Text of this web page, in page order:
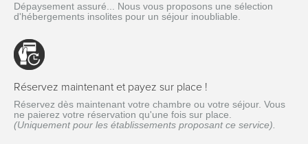
Dépaysement assuré... Nous vous proposons une sélection
d'hébergements insolites pour un séjour inoubliable.
Réservez maintenant et payez sur place !
Réservez dès maintenant votre chambre ou votre séjour. Vous
ne paierez votre réservation qu'une fois sur place.
(Uniquement pour les établissements proposant ce service).